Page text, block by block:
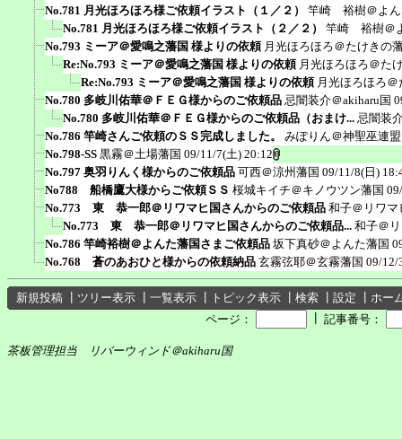
No.781 月光ほろほろ様ご依頼イラスト（１／２）
竿崎 裕樹＠よん
No.781 月光ほろほろ様ご依頼イラスト（２／２）
竿崎 裕樹＠
No.793 ミーア＠愛鳴之藩国 様よりの依頼 月光ほろほろ＠たけきの
Re:No.793 ミーア＠愛鳴之藩国 様よりの依頼 月光ほろほろ＠た
Re:No.793 ミーア＠愛鳴之藩国 様よりの依頼 月光ほろほろ
No.780 多岐川佑華＠ＦＥＧ様からのご依頼品 忌闇装介＠akiharu国
No.780 多岐川佑華＠ＦＥＧ様からのご依頼品（おまけ... 忌闇装
No.786 竿崎さんご依頼のＳＳ完成しました。
みぽりん＠神聖巫連盟
No.798-SS 黒霧＠土場藩国 09/11/7(土) 20:12
No.797 奥羽りんく様からのご依頼品 可西＠涼州藩国 09/11/8(日)
No788 船橋鷹大様からご依頼ＳＳ 桜城キイチ＠キノウツン藩国
No.773 東 恭一郎＠リワマヒ国さんからのご依頼品 和子＠リワマ
No.773 東 恭一郎＠リワマヒ国さんからのご依頼品... 和子＠
No.786 竿崎裕樹＠よんた藩国さまご依頼品 坂下真砂＠よんた藩国
No.768 蒼のあおひと様からの依頼納品 玄霧弦耶＠玄霧藩国 09/12/
新規投稿 ツリー表示 一覧表示 トピック表示 検索 設定
ホー
ページ：
記事番号：
茶板管理担当 リバーウィンド＠akiharu国